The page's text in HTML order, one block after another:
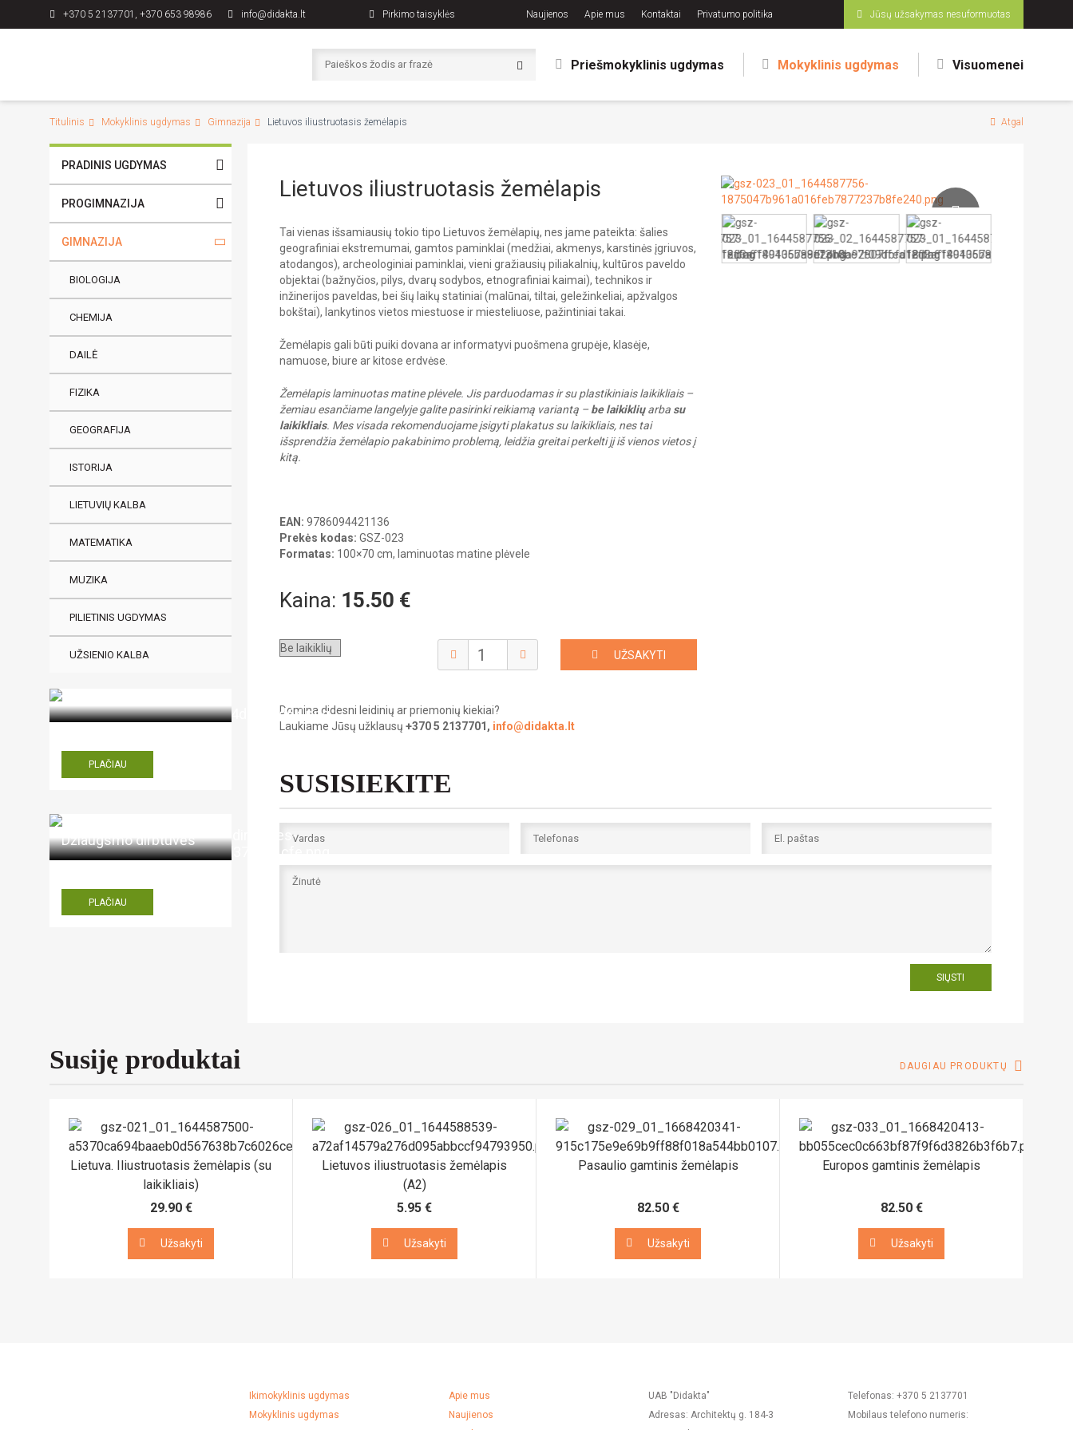
+370 5 2137701, +370 653 98986 info@didakta.lt Pirkimo taisyklės Naujienos Apie mus Kontaktai Privatumo politika Jūsų užsakymas nesuformuotas
Priešmokyklinis ugdymas Mokyklinis ugdymas Visuomenei
Titulinis Mokyklinis ugdymas Gimnazija Lietuvos iliustruotasis žemėlapis Atgal
PRADINIS UGDYMAS
PROGIMNAZIJA
GIMNAZIJA
BIOLOGIJA
CHEMIJA
DAILĖ
FIZIKA
GEOGRAFIJA
ISTORIJA
LIETUVIŲ KALBA
MATEMATIKA
MUZIKA
PILIETINIS UGDYMAS
UŽSIENIO KALBA
PLAČIAU
Džiaugsmo dirbtuvės
PLAČIAU
Lietuvos iliustruotasis žemėlapis
Tai vienas išsamiausių tokio tipo Lietuvos žemėlapių, nes jame pateikta: šalies
geografiniai ekstremumai, gamtos paminklai (medžiai, akmenys, karstinės įgriuvos,
atodangos), archeologiniai paminklai, vieni gražiausių piliakalnių, kultūros paveldo
objektai (bažnyčios, pilys, dvarų sodybos, etnografiniai kaimai), technikos ir
inžinerijos paveldas, bei šių laikų statiniai (malūnai, tiltai, geležinkeliai, apžvalgos
bokštai), lankytinos vietos miestuose ir miesteliuose, pažintiniai takai.
Žemėlapis gali būti puiki dovana ar informatyvi puošmena grupėje, klasėje,
namuose, biure ar kitose erdvėse.
Žemėlapis laminuotas matine plėvele. Jis parduodamas ir su plastikiniais laikikliais –
žemiau esančiame langelyje galite pasirinki reikiamą variantą – be laikikliųarba su
laikikliais. Mes visada rekomenduojame įsigyti plakatus su laikikliais, nes tai
išsprendžia žemėlapio pakabinimo problemą, leidžia greitai perkelti jį iš vienos vietos į
kitą.
EAN: 9786094421136
Prekės kodas: GSZ-023
Formatas: 100×70 cm, laminuotas matine plėvele
Kaina: 15.50 €
UŽSAKYTI
Domina didesni leidinių ar priemonių kiekiai?
Laukiame Jūsų užklausų +370 5 2137701, info@didakta.lt
SUSISIEKITE
SIŲSTI
Susiję produktai DAUGIAU PRODUKTŲ
Lietuva. Iliustruotasis žemėlapis (su
laikikliais)
29.90 €
Užsakyti
Užsakyti
Lietuvos iliustruotasis žemėlapis
(A2)
5.95 €
Užsakyti
Užsakyti
Pasaulio gamtinis žemėlapis
82.50 €
Užsakyti
Užsakyti
Europos gamtinis žemėlapis
82.50 €
Užsakyti
Užsakyti
Ikimokyklinis ugdymas
Mokyklinis ugdymas
Apie mus
Naujienos
UAB "Didakta"
Adresas: Architektų g. 184-3
Telefonas: +370 5 2137701
Mobilaus telefono numeris: